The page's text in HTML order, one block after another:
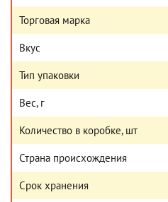
Торговая марка
Вкус
Тип упаковки
Вес, г
Количество в коробке, шт
Страна происхождения
Срок хранения